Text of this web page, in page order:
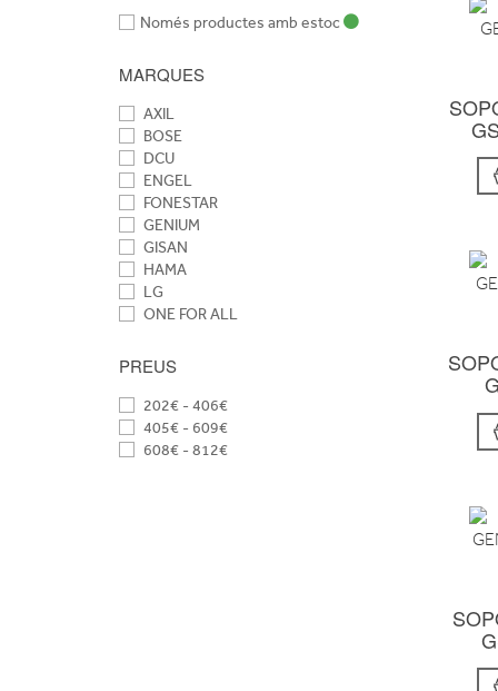
Només productes amb estoc
MARQUES
AXIL
BOSE
DCU
ENGEL
FONESTAR
GENIUM
GISAN
HAMA
LG
ONE FOR ALL
ULTIMATE DESIGN
VIVANCO
VOGELS
PREUS
202€ - 406€
405€ - 609€
608€ - 812€